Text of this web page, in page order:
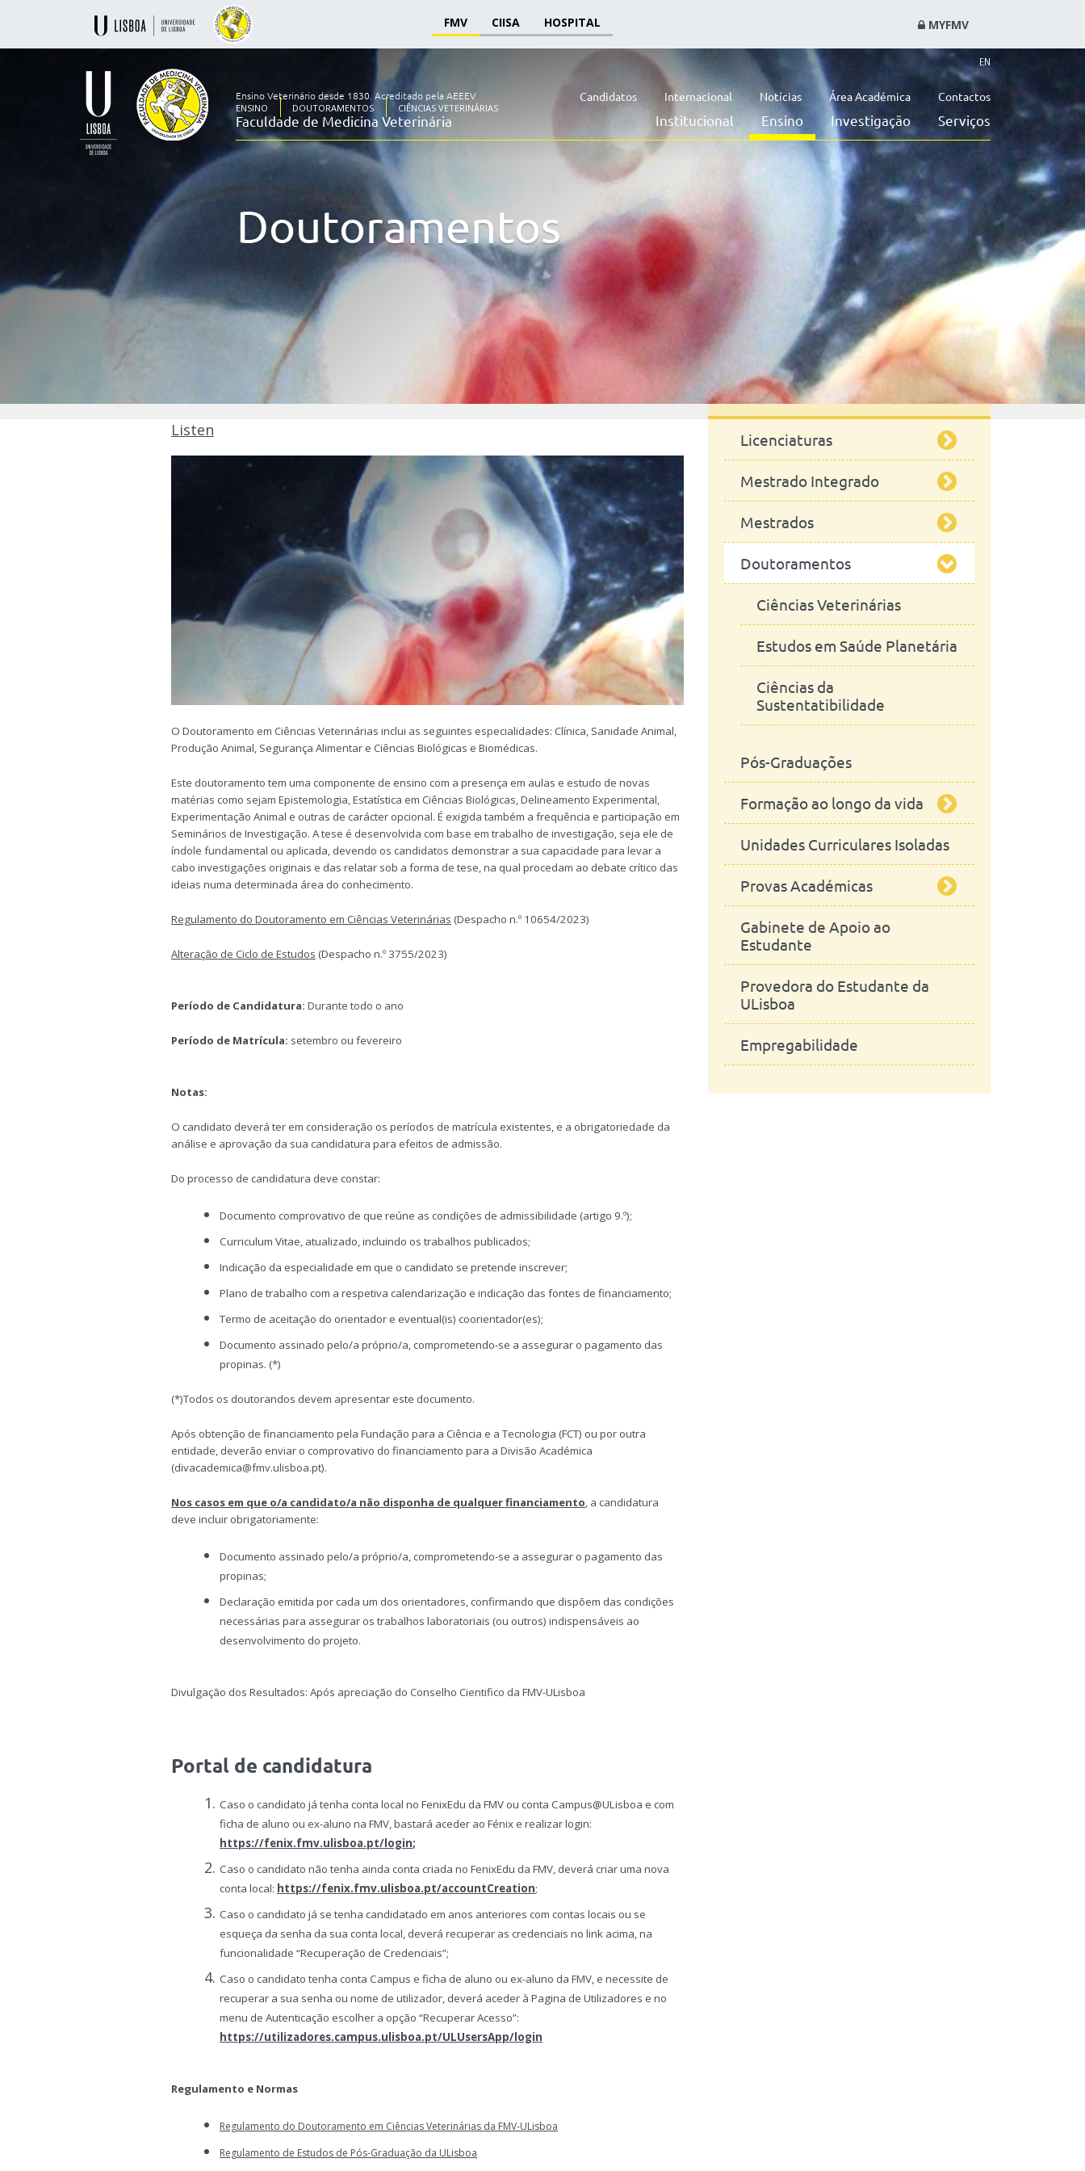
FMV CIISA HOSPITAL MYFMV
Veterinária
EN
Ensino Veterinário desde 1830. Acreditado pela AEEEV
Faculdade de Medicina Veterinária
Candidatos Internacional Notícias Área Académica Contactos
Institucional Ensino Investigação Serviços
ENSINO DOUTORAMENTOS CIÊNCIAS VETERINÁRIAS
Doutoramentos
Listen
Veterinárias
O Doutoramento em Ciências Veterinárias inclui as seguintes especialidades: Clínica, Sanidade Animal,
Produção Animal, Segurança Alimentar e Ciências Biológicas e Biomédicas.
Este doutoramento tem uma componente de ensino com a presença em aulas e estudo de novas
matérias como sejam Epistemologia, Estatística em Ciências Biológicas, Delineamento Experimental,
Experimentação Animal e outras de carácter opcional. É exigida também a frequência e participação em
Seminários de Investigação. A tese é desenvolvida com base em trabalho de investigação, seja ele de
índole fundamental ou aplicada, devendo os candidatos demonstrar a sua capacidade para levar a
cabo investigações originais e das relatar sob a forma de tese, na qual procedam ao debate crítico das
ideias numa determinada área do conhecimento.
Regulamento do Doutoramento em Ciências Veterinárias (Despacho n.º 10654/2023)
Alteração de Ciclo de Estudos (Despacho n.º 3755/2023)
Período de Candidatura: Durante todo o ano
Período de Matrícula: setembro ou fevereiro
Notas:
O candidato deverá ter em consideração os períodos de matrícula existentes, e a obrigatoriedade da
análise e aprovação da sua candidatura para efeitos de admissão.
Do processo de candidatura deve constar:
Documento comprovativo de que reúne as condições de admissibilidade (artigo 9.º);
Curriculum Vitae, atualizado, incluindo os trabalhos publicados;
Indicação da especialidade em que o candidato se pretende inscrever;
Plano de trabalho com a respetiva calendarização e indicação das fontes de financiamento;
Termo de aceitação do orientador e eventual(is) coorientador(es);
Documento assinado pelo/a próprio/a, comprometendo-se a assegurar o pagamento das
propinas. (*)
(*)Todos os doutorandos devem apresentar este documento.
Após obtenção de financiamento pela Fundação para a Ciência e a Tecnologia (FCT) ou por outra
entidade, deverão enviar o comprovativo do financiamento para a Divisão Académica
(divacademica@fmv.ulisboa.pt).
Nos casos em que o/a candidato/a não disponha de qualquer financiamento, a candidatura
deve incluir obrigatoriamente:
Documento assinado pelo/a próprio/a, comprometendo-se a assegurar o pagamento das
propinas;
Declaração emitida por cada um dos orientadores, confirmando que dispõem das condições
necessárias para assegurar os trabalhos laboratoriais (ou outros) indispensáveis ao
desenvolvimento do projeto.
Divulgação dos Resultados: Após apreciação do Conselho Cientifico da FMV-ULisboa
Portal de candidatura
Caso o candidato já tenha conta local no FenixEdu da FMV ou conta Campus@ULisboa e com
ficha de aluno ou ex-aluno na FMV, bastará aceder ao Fénix e realizar login:
https://fenix.fmv.ulisboa.pt/login;
Caso o candidato não tenha ainda conta criada no FenixEdu da FMV, deverá criar uma nova
conta local: https://fenix.fmv.ulisboa.pt/accountCreation;
Caso o candidato já se tenha candidatado em anos anteriores com contas locais ou se
esqueça da senha da sua conta local, deverá recuperar as credenciais no link acima, na
funcionalidade “Recuperação de Credenciais”;
Caso o candidato tenha conta Campus e ficha de aluno ou ex-aluno da FMV, e necessite de
recuperar a sua senha ou nome de utilizador, deverá aceder à Pagina de Utilizadores e no
menu de Autenticação escolher a opção “Recuperar Acesso”:
https://utilizadores.campus.ulisboa.pt/ULUsersApp/login
Regulamento e Normas
Regulamento do Doutoramento em Ciências Veterinárias da FMV-ULisboa
Regulamento de Estudos de Pós-Graduação da ULisboa
Ensino
Licenciaturas
Engenharia Zootécnica
Mestrado Integrado
Mestrado Integrado em
Medicina Veterinária
Mestrados
Segurança Alimentar
Ciências Equinas
Engenharia Zootécnica /
Produção Animal
Microbiologia
Modelos Animais de Doenças
Humanas - MorphoPHEN
Doutoramentos
Ciências Veterinárias
Estudos em Saúde Planetária
Ciências da
Sustentatibilidade
Pós-Graduações
Formação ao longo da vida
A realizar
Realizadas
Unidades Curriculares Isoladas
Provas Académicas
Mestrado Integrado
Mestrados
Doutoramentos
Agregações
Gabinete de Apoio ao
Estudante
Provedora do Estudante da
ULisboa
Empregabilidade